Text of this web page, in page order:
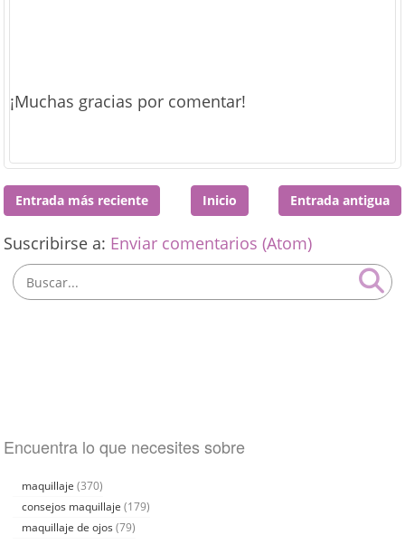
¡Muchas gracias por comentar!
Entrada más reciente Entrada antigua
Inicio
Suscribirse a: Enviar comentarios (Atom)
Encuentra lo que necesites sobre
maquillaje (370)
consejos maquillaje (179)
maquillaje de ojos (79)